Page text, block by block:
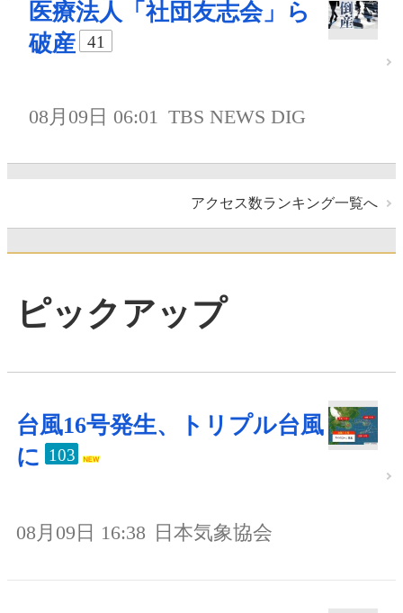
医療法人「社団友志会」ら
破産
41
08月09日 06:01 TBS NEWS DIG
アクセス数ランキング一覧へ
ピックアップ
台風16号発生、トリプル台風
に 103
08月09日 16:38 日本気象協会